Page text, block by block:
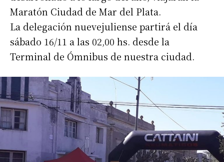
Maratón Ciudad de Mar del Plata.
La delegación nuevejuliense partirá el día
sábado 16/11 a las 02,00 hs. desde la
Terminal de Ómnibus de nuestra ciudad.